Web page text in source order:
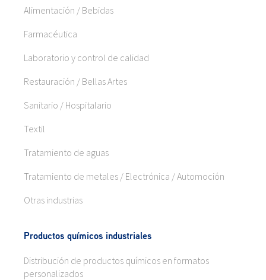
Alimentación / Bebidas
Farmacéutica
Laboratorio y control de calidad
Restauración / Bellas Artes
Sanitario / Hospitalario
Textil
Tratamiento de aguas
Tratamiento de metales / Electrónica / Automoción
Otras industrias
Productos químicos industriales
Distribución de productos químicos en formatos
personalizados